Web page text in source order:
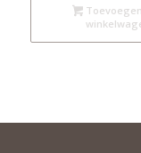
was:
€6,95.